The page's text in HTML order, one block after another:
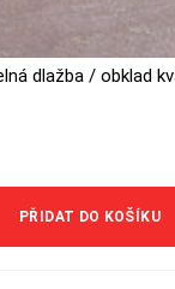
dlažba / obklad
PŘIDAT DO KOŠÍKU